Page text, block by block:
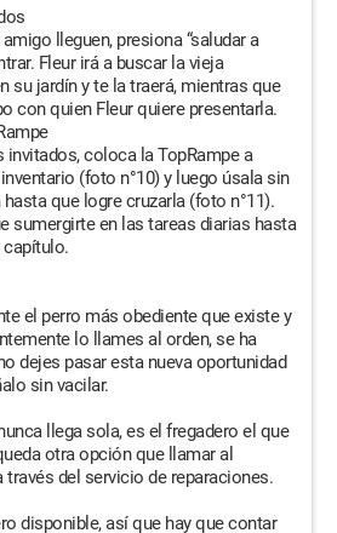
lleguen, presiona “saludar a
Fleur irá a buscar la vieja
su jardín y te la traerá, mientras que
con quien Fleur quiere presentarla.
invitados, coloca la TopRampe a
(foto n°10) y luego úsala sin
que logre cruzarla (foto n°11).
sumergirte en las tareas diarias hasta
capítulo.
el perro más obediente que existe y
lo llames al orden, se ha
dejes pasar esta nueva oportunidad
sin vacilar.
llega sola, es el fregadero el que
otra opción que llamar al
través del servicio de reparaciones.
disponible, así que hay que contar